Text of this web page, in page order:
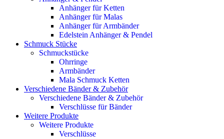
Anhänger für Ketten
Anhänger für Malas
Anhänger für Armbänder
Edelstein Anhänger & Pendel
Schmuck Stücke
Schmuckstücke
Ohrringe
Armbänder
Mala Schmuck Ketten
Verschiedene Bänder & Zubehör
Verschiedene Bänder & Zubehör
Verschlüsse für Bänder
Weitere Produkte
Weitere Produkte
Verschlüsse